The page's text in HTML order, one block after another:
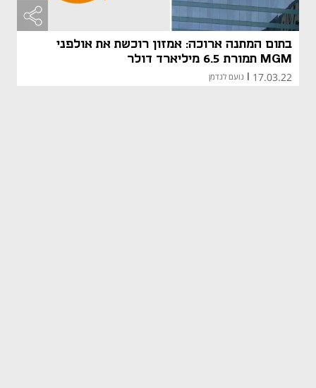
בתום המתנה ארוכה: אמזון רוכשת את אולפני
MGM תמורת 6.5 מיליארד דולר
17.03.22 נועם לנדמן